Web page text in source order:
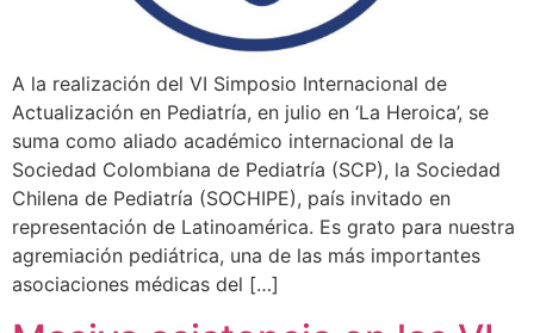
A la realización del VI Simposio Internacional de
Actualización en Pediatría, en julio en ‘La Heroica’, se
suma como aliado académico internacional de la
Sociedad Colombiana de Pediatría (SCP), la Sociedad
Chilena de Pediatría (SOCHIPE), país invitado en
representación de Latinoamérica. Es grato para nuestra
agremiación pediátrica, una de las más importantes
asociaciones médicas del […]